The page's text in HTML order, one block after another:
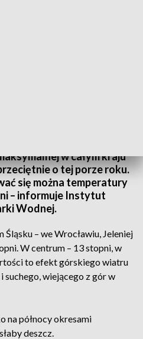
w całym kraju
o tej porze roku.
się można temperatury
– informuje Instytut
Wodnej.
– we Wrocławiu, Jeleniej
W centrum – 13 stopni, w
to efekt górskiego wiatru
suchego, wiejącego z gór w
na północy okresami
deszcz.